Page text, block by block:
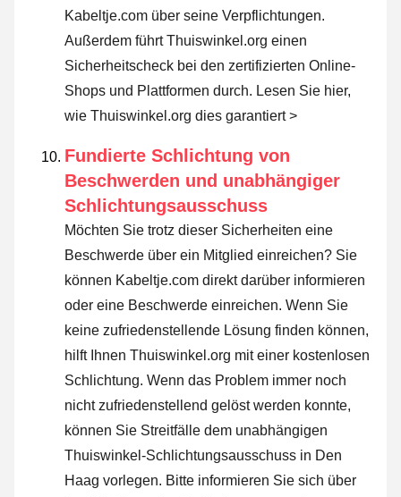
Kabeltje.com über seine Verpflichtungen.
Außerdem führt Thuiswinkel.org einen
Sicherheitscheck bei den zertifizierten Online-
Shops und Plattformen durch. Lesen Sie hier,
wie Thuiswinkel.org dies garantiert >
Fundierte Schlichtung von
Beschwerden und unabhängiger
Schlichtungsausschuss
Möchten Sie trotz dieser Sicherheiten eine
Beschwerde über ein Mitglied einreichen? Sie
können Kabeltje.com direkt darüber informieren
oder eine Beschwerde einreichen. Wenn Sie
keine zufriedenstellende Lösung finden können,
hilft Ihnen Thuiswinkel.org mit einer kostenlosen
Schlichtung. Wenn das Problem immer noch
nicht zufriedenstellend gelöst werden konnte,
können Sie Streitfälle dem unabhängigen
Thuiswinkel-Schlichtungsausschuss in Den
Haag vorlegen. Bitte informieren Sie sich über